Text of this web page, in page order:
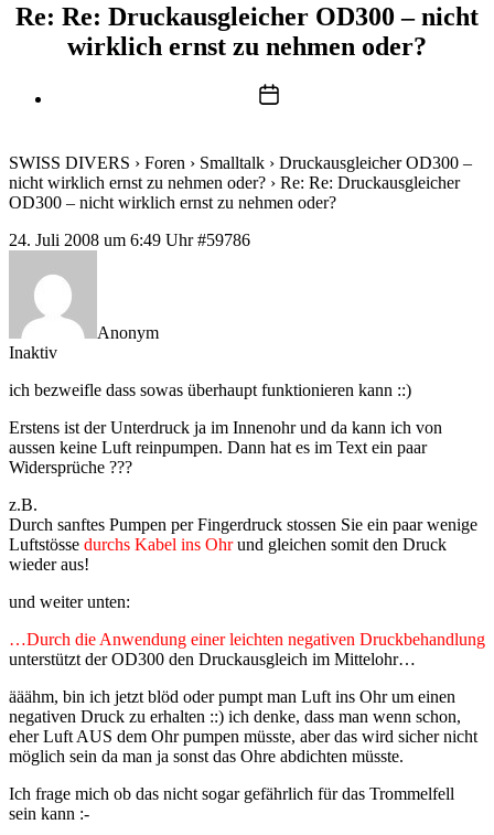
Re: Re: Druckausgleicher OD300 – nicht
wirklich ernst zu nehmen oder?
Beitragsdatum
SWISS DIVERS › Foren › Smalltalk › Druckausgleicher OD300 –
nicht wirklich ernst zu nehmen oder? › Re: Re: Druckausgleicher
OD300 – nicht wirklich ernst zu nehmen oder?
24. Juli 2008 um 6:49 Uhr #59786
Anonym
Inaktiv
ich bezweifle dass sowas überhaupt funktionieren kann ::)
Erstens ist der Unterdruck ja im Innenohr und da kann ich von
aussen keine Luft reinpumpen. Dann hat es im Text ein paar
Widersprüche ???
z.B.
Durch sanftes Pumpen per Fingerdruck stossen Sie ein paar wenige
Luftstösse durchs Kabel ins Ohrund gleichen somit den Druck
wieder aus!
und weiter unten:
…Durch die Anwendung einer leichten negativen Druckbehandlung
unterstützt der OD300 den Druckausgleich im Mittelohr…
ääähm, bin ich jetzt blöd oder pumpt man Luft ins Ohr um einen
negativen Druck zu erhalten ::) ich denke, dass man wenn schon,
eher Luft AUS dem Ohr pumpen müsste, aber das wird sicher nicht
möglich sein da man ja sonst das Ohre abdichten müsste.
Ich frage mich ob das nicht sogar gefährlich für das Trommelfell
sein kann :-